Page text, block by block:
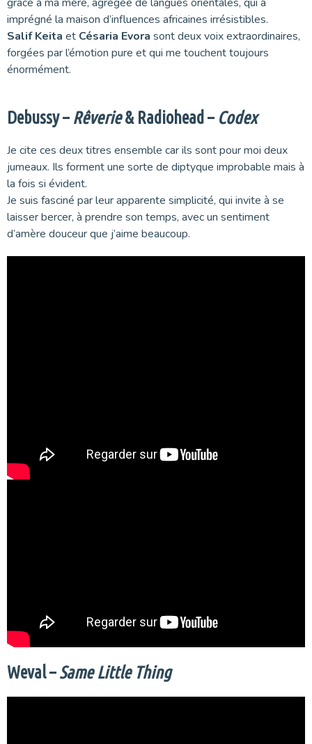
imprégné la maison d’influences africaines irrésistibles.
Salif Keita et Césaria Evora sont deux voix extraordinaires,
forgées par l’émotion pure et qui me touchent toujours
énormément.
Debussy – Rêverie& Radiohead – Codex
Je cite ces deux titres ensemble car ils sont pour moi deux
jumeaux. Ils forment une sorte de diptyque improbable mais à
la fois si évident.
Je suis fasciné par leur apparente simplicité, qui invite à se
laisser bercer, à prendre son temps, avec un sentiment
d’amère douceur que j’aime beaucoup.
Weval –Same Little Thing